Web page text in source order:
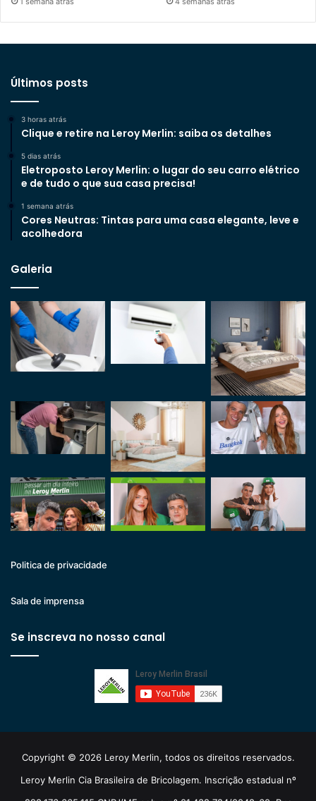
Últimos posts
3 horas atrás
Clique e retire na Leroy Merlin: saiba os detalhes
5 dias atrás
Eletroposto Leroy Merlin: o lugar do seu carro elétrico
e de tudo o que sua casa precisa!
1 semana atrás
Cores Neutras: Tintas para uma casa elegante, leve e
acolhedora
Galeria
Politica de privacidade
Sala de imprensa
Se inscreva no nosso canal
Copyright © 2026 Leroy Merlin, todos os direitos reservados.
Leroy Merlin Cia Brasileira de Bricolagem. Inscrição estadual nº